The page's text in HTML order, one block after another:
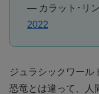
— カラット･リ
2022
ジュラシックワール
恐竜とは違って、人